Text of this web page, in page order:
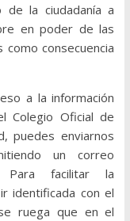
de la ciudadanía a
en poder de las
como consecuencia
a la información
Colegio Oficial de
puedes enviarnos
un correo
facilitar la
identificada con el
ruega que en el